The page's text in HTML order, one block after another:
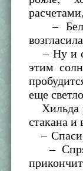
–
– Ну и
этим
еще
Хильда
стакана и
–
–